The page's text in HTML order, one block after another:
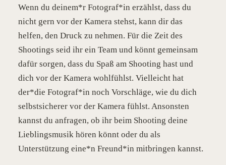
Wenn du deinem*r Fotograf*in erzählst, dass du
nicht gern vor der Kamera stehst, kann dir das
helfen, den Druck zu nehmen. Für die Zeit des
Shootings seid ihr ein Team und könnt gemeinsam
dafür sorgen, dass du Spaß am Shooting hast und
dich vor der Kamera wohlfühlst. Vielleicht hat
der*die Fotograf*in noch Vorschläge, wie du dich
selbstsicherer vor der Kamera fühlst. Ansonsten
kannst du anfragen, ob ihr beim Shooting deine
Lieblingsmusik hören könnt oder du als
Unterstützung eine*n Freund*in mitbringen kannst.